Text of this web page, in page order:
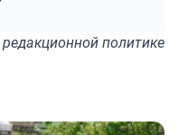
редакционной политике